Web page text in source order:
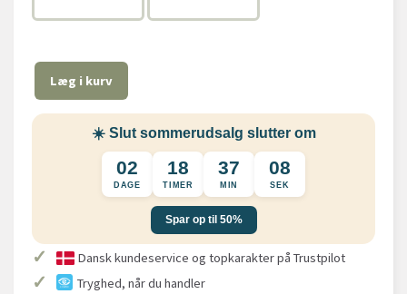
Læg i kurv
☀️ Slut sommerudsalg slutter om
02
DAGE
18
TIMER
37
MIN
08
SEK
Spar op til 50%
✓ Dansk kundeservice og topkarakter på Trustpilot
✓ Tryghed, når du handler